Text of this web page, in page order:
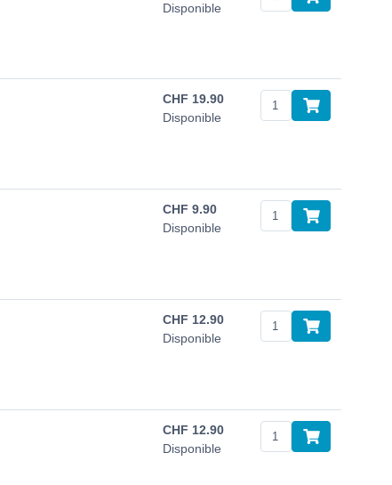
Disponible
CHF 19.90
Disponible
CHF 9.90
Disponible
CHF 12.90
Disponible
CHF 12.90
Disponible